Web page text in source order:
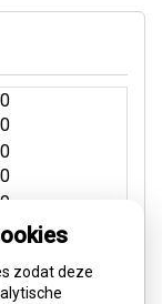
zodat deze